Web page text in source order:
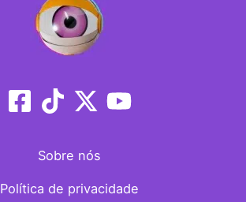
Sobre nós
Política de privacidade